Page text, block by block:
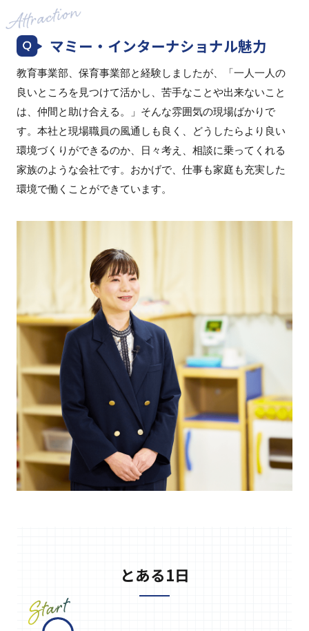
マミー・インターナショナル魅力
教育事業部、保育事業部と経験しましたが、「一人一人の
良いところを見つけて活かし、苦手なことや出来ないこと
は、仲間と助け合える。」そんな雰囲気の現場ばかりで
す。本社と現場職員の風通しも良く、どうしたらより良い
環境づくりができるのか、日々考え、相談に乗ってくれる
家族のような会社です。おかげで、仕事も家庭も充実した
環境で働くことができています。
とある1日